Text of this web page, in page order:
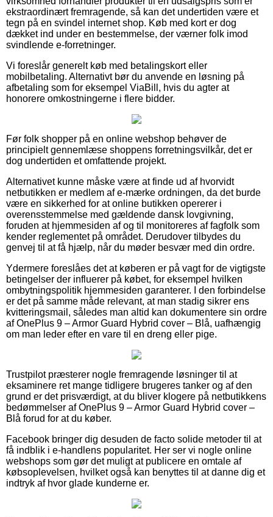
ekstraordinært fremragende, så kan det undertiden være et
tegn på en svindel internet shop. Køb med kort er dog
dækket ind under en bestemmelse, der værner folk imod
svindlende e-forretninger.
Vi foreslår generelt køb med betalingskort eller
mobilbetaling. Alternativt bør du anvende en løsning på
afbetaling som for eksempel ViaBill, hvis du agter at
honorere omkostningerne i flere bidder.
Før folk shopper på en online webshop behøver de
principielt gennemlæse shoppens forretningsvilkår, det er
dog undertiden et omfattende projekt.
Alternativet kunne måske være at finde ud af hvorvidt
netbutikken er medlem af e-mærke ordningen, da det burde
være en sikkerhed for at online butikken opererer i
overensstemmelse med gældende dansk lovgivning,
foruden at hjemmesiden af og til monitoreres af fagfolk som
kender reglementet på området. Derudover tilbydes du
genvej til at få hjælp, når du møder besvær med din ordre.
Ydermere foreslåes det at køberen er på vagt for de vigtigste
betingelser der influerer på købet, for eksempel hvilken
ombytningspolitik hjemmesiden garanterer. I den forbindelse
er det på samme måde relevant, at man stadig sikrer ens
kvitteringsmail, således man altid kan dokumentere sin ordre
af OnePlus 9 – Armor Guard Hybrid cover – Blå, uafhængig
om man leder efter en vare til en dreng eller pige.
Trustpilot præsterer nogle fremragende løsninger til at
eksaminere ret mange tidligere brugeres tanker og af den
grund er det prisværdigt, at du bliver klogere på netbutikkens
bedømmelser af OnePlus 9 – Armor Guard Hybrid cover –
Blå forud for at du køber.
Facebook bringer dig desuden de facto solide metoder til at
få indblik i e-handlens popularitet. Her ser vi nogle online
webshops som gør det muligt at publicere en omtale af
købsoplevelsen, hvilket også kan benyttes til at danne dig et
indtryk af hvor glade kunderne er.